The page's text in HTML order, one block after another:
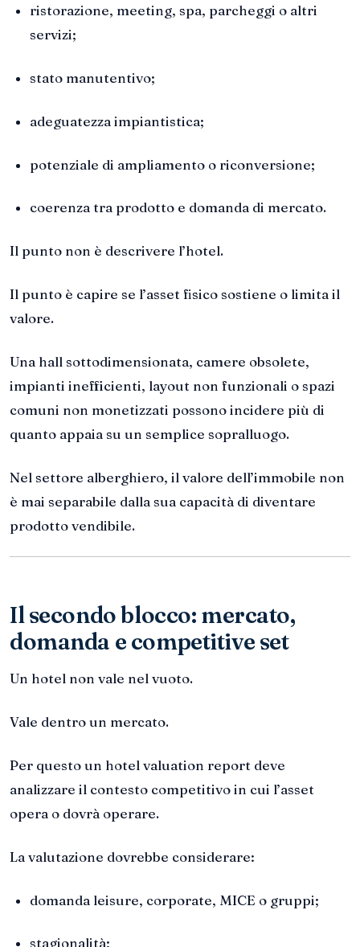
ristorazione, meeting, spa, parcheggi o altri
servizi;
stato manutentivo;
adeguatezza impiantistica;
potenziale di ampliamento o riconversione;
coerenza tra prodotto e domanda di mercato.
Il punto non è descrivere l’hotel.
Il punto è capire se l’asset fisico sostiene o limita il
valore.
Una hall sottodimensionata, camere obsolete,
impianti inefficienti, layout non funzionali o spazi
comuni non monetizzati possono incidere più di
quanto appaia su un semplice sopralluogo.
Nel settore alberghiero, il valore dell’immobile non
è mai separabile dalla sua capacità di diventare
prodotto vendibile.
Il secondo blocco: mercato,
domanda e competitive set
Un hotel non vale nel vuoto.
Vale dentro un mercato.
Per questo un hotel valuation report deve
analizzare il contesto competitivo in cui l’asset
opera o dovrà operare.
La valutazione dovrebbe considerare:
domanda leisure, corporate, MICE o gruppi;
stagionalità;